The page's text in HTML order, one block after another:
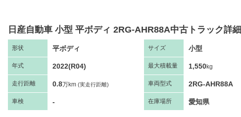
日産自動車 小型 平ボディ 2RG-AHR88A中古トラック詳細
形状 平ボディ サイズ 小型
年式 2022(R04) 最大積載量 1,550kg
走行距離 0.8万km (実走行距離) 車両型式 2RG-AHR88A
車検 - 在庫場所 愛知県